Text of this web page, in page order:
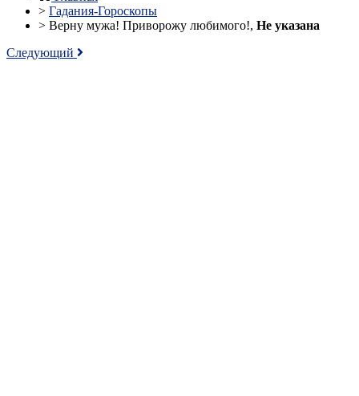
> Гадания-Гороскопы
> Верну мужа! Приворожу любимого!, Не указана
Следующий